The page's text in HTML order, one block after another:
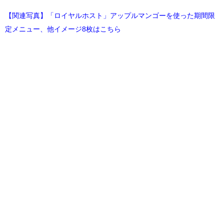
【関連写真】「ロイヤルホスト」アップルマンゴーを使った期間限
定メニュー、他イメージ8枚はこちら